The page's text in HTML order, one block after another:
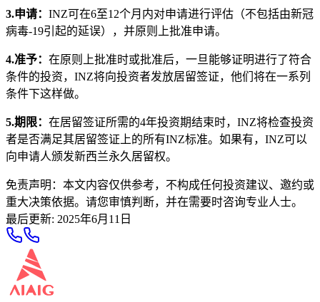
3.申请： INZ可在6至12个月内对申请进行评估（不包括由新冠
病毒-19引起的延误），并原则上批准申请。
4.准予： 在原则上批准时或批准后，一旦能够证明进行了符合
条件的投资，INZ将向投资者发放居留签证，他们将在一系列
条件下这样做。
5.期限： 在居留签证所需的4年投资期结束时，INZ将检查投资
者是否满足其居留签证上的所有INZ标准。如果有，INZ可以
向申请人颁发新西兰永久居留权。
免责声明：本文内容仅供参考，不构成任何投资建议、邀约或
重大决策依据。请您审慎判断，并在需要时咨询专业人士。
最后更新: 2025年6月11日